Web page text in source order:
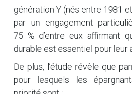
génération Y (nés entre 1981
par un engagement
75 % d’entre eux affirmant
durable est essentiel pour leur
De plus, l’étude révèle que
pour lesquels les